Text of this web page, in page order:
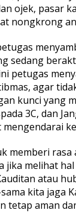
ojek, pasar
nongkrong
sedang
petugas
agar
kunci yang
3C, dan
mengendarai
memberi rasa
jika melihat
atau
kita jaga
tetap aman